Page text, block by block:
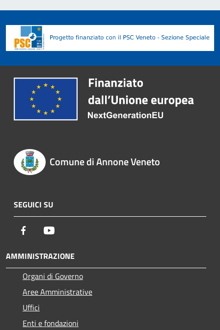
Comune di Annone Veneto
SEGUICI SU
Facebook
AMMINISTRAZIONE
Organi di Governo
Aree Amministrative
Uffici
Enti e fondazioni